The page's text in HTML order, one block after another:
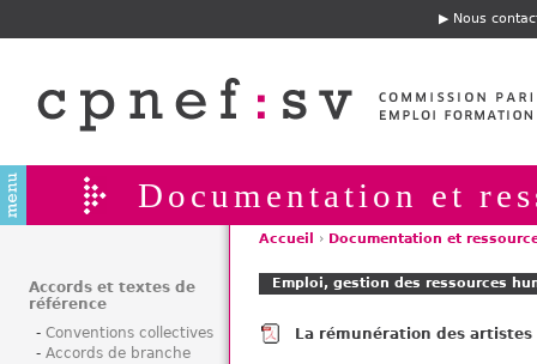
E
t
ê
e
Nous
Documentation et
s
Accueil › Documentation et
Emploi, gestion des ressources
La rémunération des
Accords et textes de
référence
Conventions collectives
Accords de branche